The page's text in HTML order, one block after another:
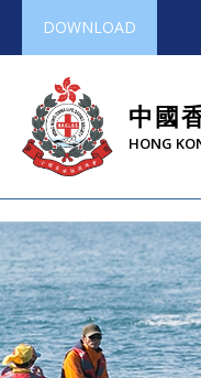
DOWNLOAD
中國
HONG